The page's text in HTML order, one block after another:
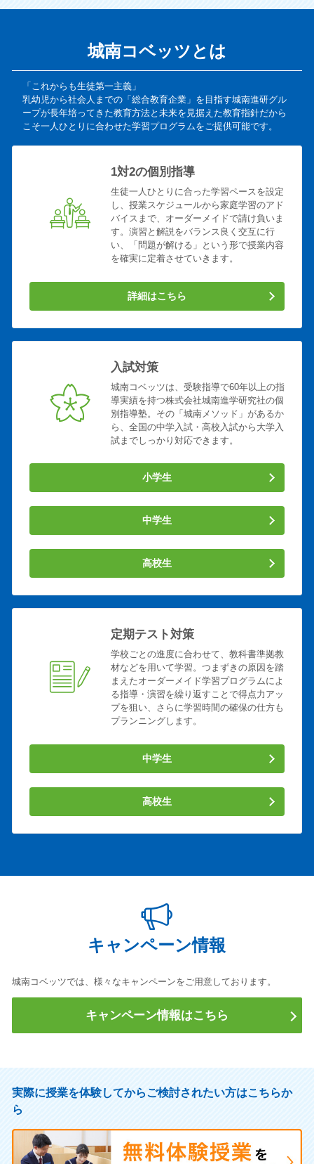
城南コベッツとは
「これからも生徒第一主義」
乳幼児から社会人までの「総合教育企業」を目指す城南進研グル
ープが長年培ってきた教育方法と未来を見据えた教育指針だから
こそ一人ひとりに合わせた学習プログラムをご提供可能です。
1対2の個別指導
生徒一人ひとりに合った学習ペースを設定
し、授業スケジュールから家庭学習のアド
バイスまで、オーダーメイドで請け負いま
す。演習と解説をバランス良く交互に行
い、「問題が解ける」という形で授業内容
を確実に定着させていきます。
詳細はこちら
入試対策
城南コベッツは、受験指導で60年以上の指
導実績を持つ株式会社城南進学研究社の個
別指導塾。その「城南メソッド」があるか
ら、全国の中学入試・高校入試から大学入
試までしっかり対応できます。
小学生
中学生
高校生
定期テスト対策
学校ごとの進度に合わせて、教科書準拠教
材などを用いて学習。つまずきの原因を踏
まえたオーダーメイド学習プログラムによ
る指導・演習を繰り返すことで得点力アッ
プを狙い、さらに学習時間の確保の仕方も
プランニングします。
中学生
高校生
キャンペーン情報
城南コベッツでは、様々なキャンペーンをご用意しております。
キャンペーン情報はこちら
実際に授業を体験してからご検討されたい方はこちらか
ら